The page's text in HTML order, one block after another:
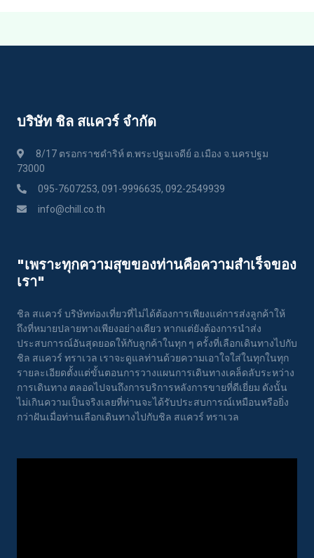
บริษัท ชิล สแควร์ จำกัด
8/17 ตรอกราชดำริห์ ต.พระปฐมเจดีย์ อ.เมือง จ.นครปฐม
73000
095-7607253, 091-9996635, 092-2549939
info@chill.co.th
"เพราะทุกความสุขของท่านคือความสําเร็จของ
เรา"
ชิล สแควร์ บริษัทท่องเที่ยวที่ไม่ได้ต้องการเพียงแค่การส่งลูกค้าให้
ถึงที่หมายปลายทางเพียงอย่างเดียว หากแต่ยังต้องการนำส่ง
ประสบการณ์อันสุดยอดให้กับลูกค้าในทุก ๆ ครั้งที่เลือกเดินทางไปกับ
ชิล สแควร์ ทราเวล เราจะดูแลท่านด้วยความเอาใจใส่ในทุกในทุก
รายละเอียดตั้งแต่ขั้นตอนการวางแผนการเดินทางเคล็ดลับระหว่าง
การเดินทาง ตลอดไปจนถึงการบริการหลังการขายที่ดีเยี่ยม ดังนั้น
ไม่เกินความเป็นจริงเลยที่ท่านจะได้รับประสบการณ์เหมือนหรือยิ่ง
กว่าฝันเมื่อท่านเลือกเดินทางไปกับชิล สแควร์ ทราเวล